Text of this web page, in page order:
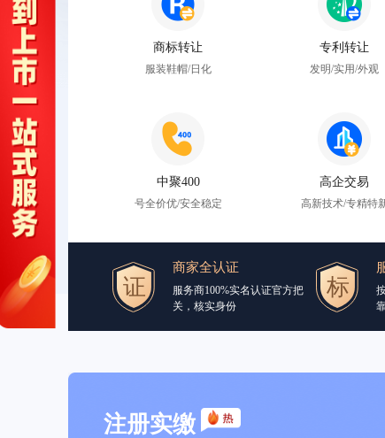
商标转让
服装鞋帽/日化
专利转让
发明/实用/外观
中聚400
号全价优/安全稳定
高企交易
高新技术/专精特
商家全认证
服务商100%实名认证官方把
关，核实身份
注册实缴